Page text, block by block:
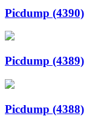
Picdump (4390)
Picdump (4389)
Picdump (4388)